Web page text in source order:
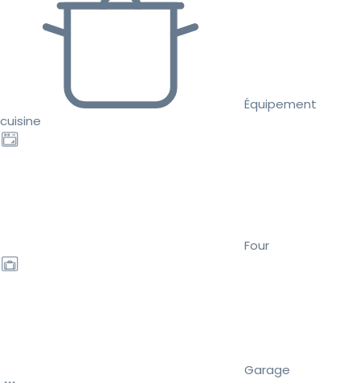
Équipement
cuisine
Four
Garage